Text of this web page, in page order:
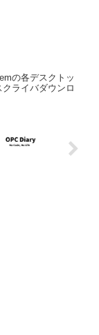
の各デスクトッ
ライバダウンロ